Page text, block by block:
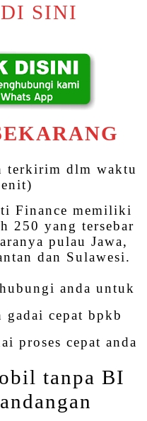
SINI
terkirim dlm waktu
Finance memiliki
250 yang tersebar
pulau Jawa,
dan Sulawesi.
anda untuk
gadai cepat bpkb
proses cepat anda
tanpa BI